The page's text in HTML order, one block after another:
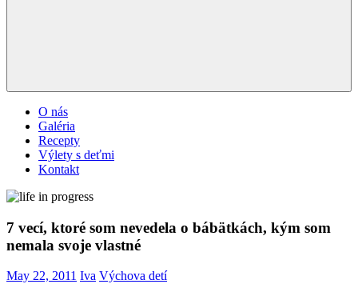
O nás
Galéria
Recepty
Výlety s deťmi
Kontakt
7 vecí, ktoré som nevedela o bábätkách, kým som
nemala svoje vlastné
May 22, 2011 Iva Výchova detí